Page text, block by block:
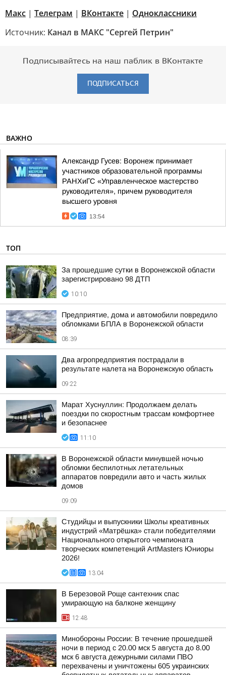
Макс | Телеграм | ВКонтакте | Одноклассники
Источник: Канал в МАКС "Сергей Петрин"
Подписывайтесь на наш паблик в ВКонтакте
ПОДПИСАТЬСЯ
ВАЖНО
Александр Гусев: Воронеж принимает
участников образовательной программы
РАНХиГС «Управленческое мастерство
руководителя», причем руководителя
высшего уровня
13:54
ТОП
За прошедшие сутки в Воронежской области
зарегистрировано 98 ДТП
10:10
Предприятие, дома и автомобили повредило
обломками БПЛА в Воронежской области
08:39
Два агропредприятия пострадали в
результате налета на Воронежскую область
09:22
Марат Хуснуллин: Продолжаем делать
поездки по скоростным трассам комфортнее
и безопаснее
11:10
В Воронежской области минувшей ночью
обломки беспилотных летательных
аппаратов повредили авто и часть жилых
домов
09:09
Студийцы и выпускники Школы креативных
индустрий «Матрёшка» стали победителями
Национального открытого чемпионата
творческих компетенций ArtMasters Юниоры
2026!
13:04
В Березовой Роще сантехник спас
умирающую на балконе женщину
12:48
Минобороны России: В течение прошедшей
ночи в период с 20.00 мск 5 августа до 8.00
мск 6 августа дежурными силами ПВО
перехвачены и уничтожены 605 украинских